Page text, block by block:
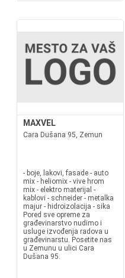
MAXVEL
Cara Dušana 95, Zemun
- boje, lakovi, fasade - auto
mix - heliomix - vive hrom
mix - elektro materijal -
kablovi - schneider - metalka
majur - hidroizolacija - sika
Pored sve opreme za
građevinarstvo nudimo i
usluge izvođenja radova u
građevinarstu. Posetite nas
u Zemunu u ulici Cara
Dušana 95.